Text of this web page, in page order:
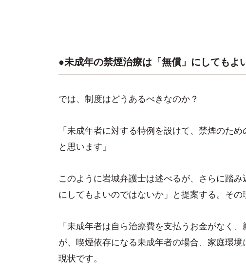
●未成年の禁煙治療は「無償」にしてもよ
では、制度はどうあるべきなのか？
「未成年者に対する特例を設けて、禁煙のた
と思います」
このように岩城弁護士は述べるが、さらに踏
にしてもよいのではないか」と提案する。その
「未成年者は自ら治療費を支払うお金がなく
が、喫煙依存になる未成年者の場合、家庭環
現状です。